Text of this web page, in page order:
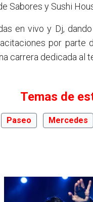
Sabores y Sushi
en vivo y Dj,
por parte
carrera dedicada al
Temas de
Paseo Mercedes